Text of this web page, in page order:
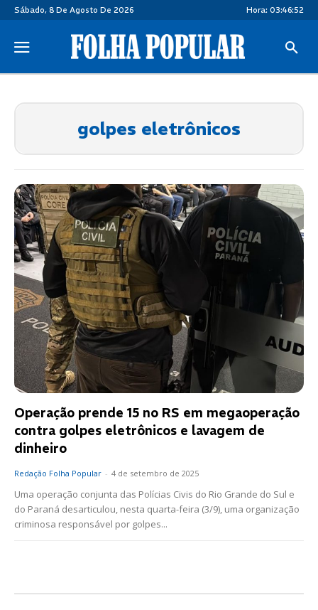
Sábado, 8 De Agosto De 2026 Hora: 03:46:52
golpes eletrônicos
Operação prende 15 no RS em megaoperação
contra golpes eletrônicos e lavagem de
dinheiro
Redação Folha Popular - 4 de setembro de 2025
Uma operação conjunta das Polícias Civis do Rio Grande do Sul e
do Paraná desarticulou, nesta quarta-feira (3/9), uma organização
criminosa responsável por golpes...